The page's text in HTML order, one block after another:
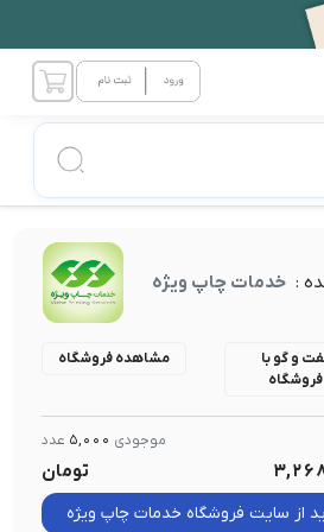
: خدمات چاپ ویژه
و گو با
فروشگاه
مشاهده فروشگاه
موجودی 5,000 عدد
تومان
از سایت فروشگاه خدمات چاپ ویژه